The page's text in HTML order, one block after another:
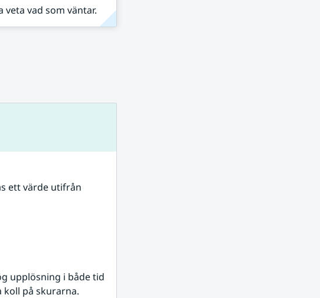
vad som väntar.
ett värde utifrån
upplösning i både tid
koll på skurarna.